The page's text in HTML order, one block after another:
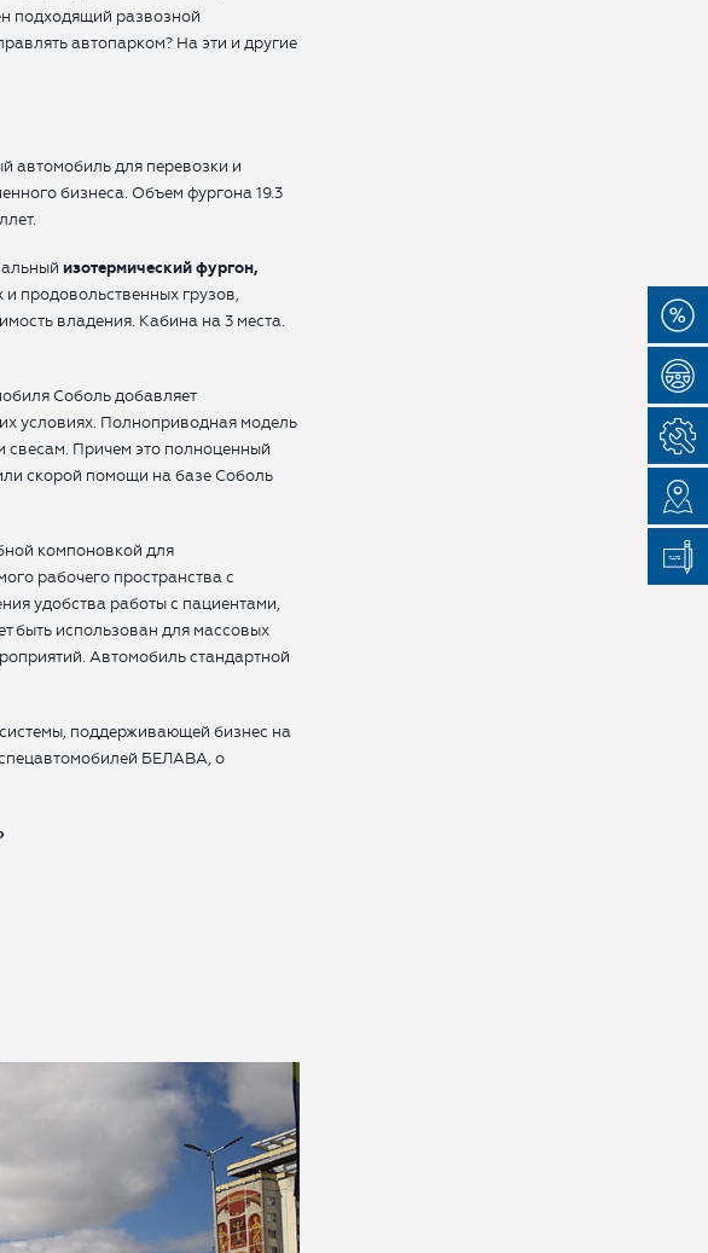
подходящий развозной
автопарком? На эти и другие
автомобиль для перевозки и
бизнеса. Объем фургона 19.3
изотермический фургон,
продовольственных грузов,
владения. Кабина на 3 места.
Соболь добавляет
условиях. Полноприводная модель
свесам. Причем это полноценный
скорой помощи на базе Соболь
компоновкой для
рабочего пространства с
удобства работы с пациентами,
быть использован для массовых
Автомобиль стандартной
поддерживающей бизнес на
БЕЛАВА, о